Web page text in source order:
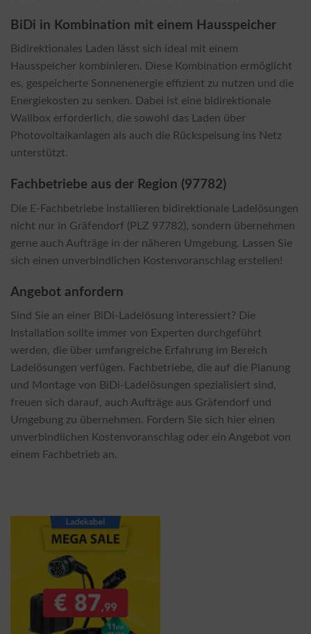
BiDi in Kombination mit einem Hausspeicher
Bidirektionales Laden lässt sich ideal mit einem
Hausspeicher kombinieren. Diese Kombination ermöglicht
es, gespeicherte Sonnenenergie effizient zu nutzen und die
Energiekosten zu senken. Dabei ist eine bidirektionale
Wallbox erforderlich, die sowohl das Laden über
Photovoltaikanlagen als auch die Rückspeisung ins Netz
unterstützt.
Fachbetriebe aus der Region (97782)
Die E-Fachbetriebe installieren bidirektionale Ladelösungen
nicht nur in Gräfendorf (PLZ 97782), sondern übernehmen
gerne auch Aufträge in der näheren Umgebung. Lassen Sie
sich einen unverbindlichen Kostenvoranschlag erstellen!
Angebot anfordern
Sind Sie an einer BiDi-Ladelösung interessiert? Die
Installation sollte immer von Experten durchgeführt
werden, die über umfangreiche Erfahrung im Bereich
Ladelösungen verfügen. Fachbetriebe, die auf die Planung
und Montage von BiDi-Ladelösungen spezialisiert sind,
freuen sich darauf, auch Aufträge aus Gräfendorf und
Umgebung zu übernehmen. Fordern Sie sich hier einen
unverbindlichen Kostenvoranschlag oder ein Angebot von
einem Fachbetrieb an.